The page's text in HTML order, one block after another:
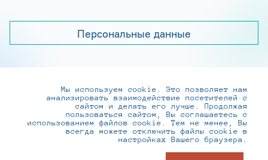
Персональные данные
+7 (495) 737-6192, 8-800-250-0-260
practice@infotecs.ru,hr@infotecs.ru
127273, г. Москва, Отрадная ул., 2Б строение 1
Мы используем cookie. Это позволяет нам
анализировать взаимодействие посетителей с
сайтом и делать его лучше. Продолжая
пользоваться сайтом, Вы соглашаетесь с
использованием файлов cookie. Тем не менее, Вы
всегда можете отключить файлы cookie в
настройках Вашего браузера.